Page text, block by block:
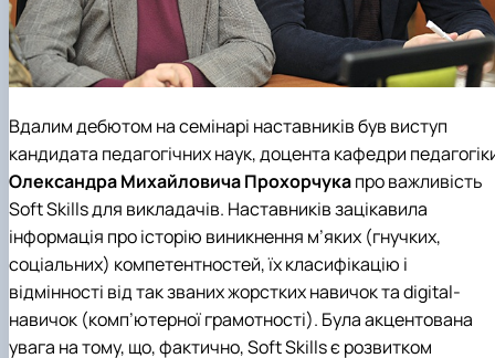
Вдалим дебютом на семінарі наставників був виступ
кандидата педагогічних наук, доцента кафедри
Олександра Михайловича Прохорчукапро важливість
Soft Skills для викладачів. Наставників зацікавила
інформація про історію виникнення м’яких (гнучких,
соціальних) компетентностей, їх класифікацію і
відмінності від так званих жорстких навичок та digital-
навичок (комп’ютерної грамотності). Була акцентована
увага на тому, що, фактично, Soft Skills є розвитком